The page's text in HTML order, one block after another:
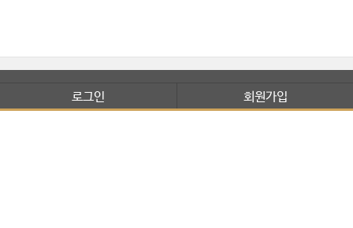
로그인 회원가입